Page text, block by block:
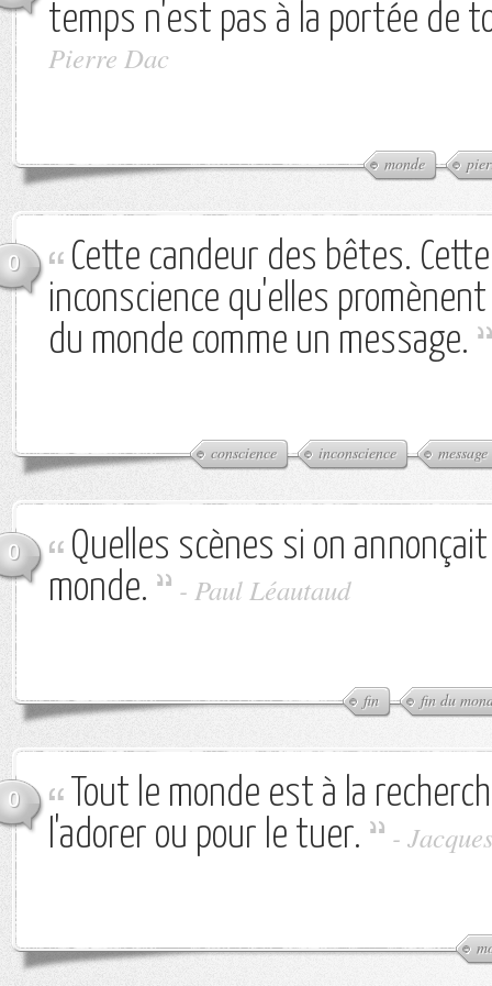
temps n'est pas à la portée de
Pierre Dac
monde
0
Cette candeur des bêtes.
inconscience qu'elles
du monde comme un message.
conscience inconscience message
0
Quelles scènes si on
monde.
- Paul Léautaud
fin fin du
0
Tout le monde est à la
l'adorer ou pour le tuer.
-